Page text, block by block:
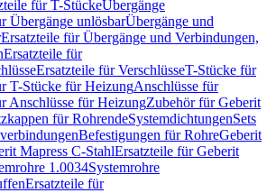
für T-StückeÜbergänge
Übergänge unlösbarÜbergänge und
Ersatzteile für Übergänge und Verbindungen,
Ersatzteile für
Ersatzteile für VerschlüsseT-Stücke für
T-Stücke für HeizungAnschlüsse für
Anschlüsse für HeizungZubehör für Geberit
für RohrendeSystemdichtungenSets
Befestigungen für RohreGeberit
Mapress C-StahlErsatzteile für Geberit
1.0034Systemrohre
Ersatzteile für